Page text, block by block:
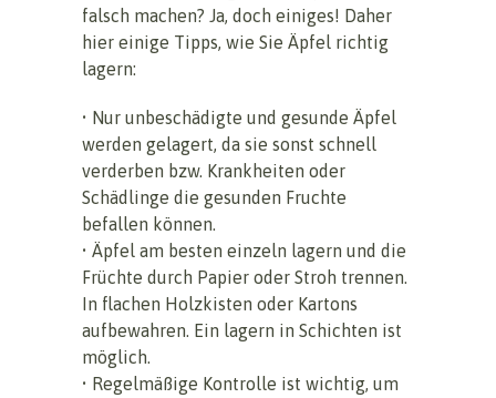
falsch machen? Ja, doch einiges! Daher
hier einige Tipps, wie Sie Äpfel richtig
lagern:
• Nur unbeschädigte und gesunde Äpfel
werden gelagert, da sie sonst schnell
verderben bzw. Krankheiten oder
Schädlinge die gesunden Fruchte
befallen können.
• Äpfel am besten einzeln lagern und die
Früchte durch Papier oder Stroh trennen.
In flachen Holzkisten oder Kartons
aufbewahren. Ein lagern in Schichten ist
möglich.
• Regelmäßige Kontrolle ist wichtig, um